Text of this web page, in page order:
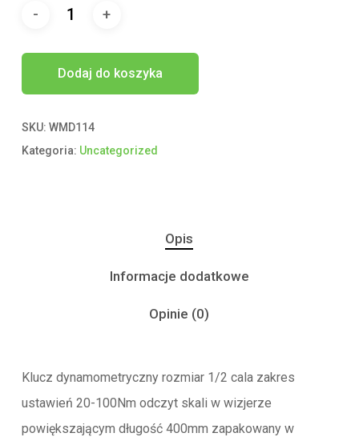
Dodaj do koszyka
SKU: WMD114
Kategoria: Uncategorized
Opis
Informacje dodatkowe
Opinie (0)
Klucz dynamometryczny rozmiar 1/2 cala zakres
ustawień 20-100Nm odczyt skali w wizjerze
powiększającym długość 400mm zapakowany w